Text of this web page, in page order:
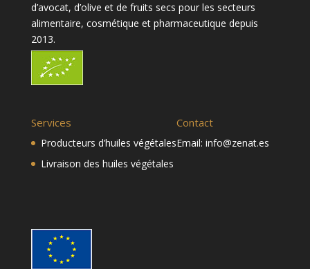
d’avocat, d’olive et de fruits secs pour les secteurs
alimentaire, cosmétique et pharmaceutique depuis
2013.
Services
Producteurs d’huiles végétales
Livraison des huiles végétales
Contact
Email: info@zenat.es